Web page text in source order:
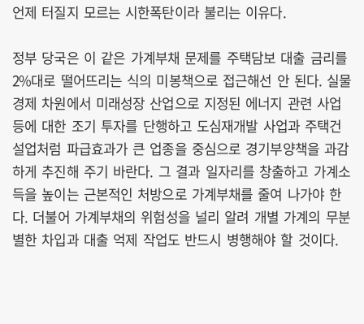
언제 터질지 모르는 시한폭탄이라 불리는 이유다.
정부 당국은 이 같은 가계부채 문제를 주택담보 대출 금리를
2%대로 떨어뜨리는 식의 미봉책으로 접근해선 안 된다. 실물
경제 차원에서 미래성장 산업으로 지정된 에너지 관련 사업
등에 대한 조기 투자를 단행하고 도심재개발 사업과 주택건
설업처럼 파급효과가 큰 업종을 중심으로 경기부양책을 과감
하게 추진해 주기 바란다. 그 결과 일자리를 창출하고 가계소
득을 높이는 근본적인 처방으로 가계부채를 줄여 나가야 한
다. 더불어 가계부채의 위험성을 널리 알려 개별 가계의 무분
별한 차입과 대출 억제 작업도 반드시 병행해야 할 것이다.